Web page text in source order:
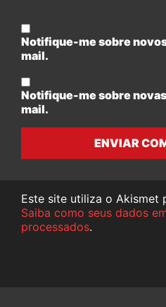
Notifique-me sobre
mail.
Notifique-me sobre
mail.
ENVIAR
Este site utiliza o Akismet
Saiba como seus dados
processados.